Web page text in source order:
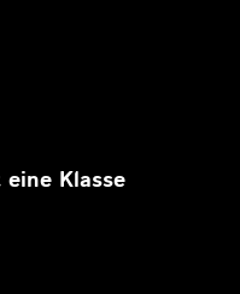
Klasse